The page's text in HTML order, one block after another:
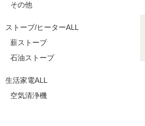
その他
ストーブ/ヒーターALL
薪ストーブ
石油ストーブ
生活家電ALL
空気清浄機